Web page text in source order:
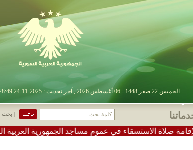
الخميس 22 صفر 1448 - 06 أغسطس 2026 , آخر تحديث : 2025-11-24 15:28:49
| بحث
الاستسقاء في عموم مساجد الجمهورية العربية السورية